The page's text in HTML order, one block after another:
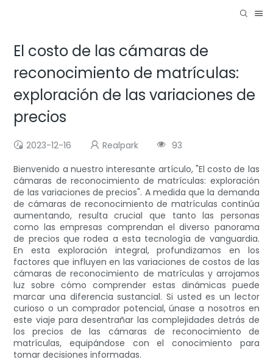
El costo de las cámaras de
reconocimiento de matrículas:
exploración de las variaciones de
precios
2023-12-16 Realpark
93
Bienvenido a nuestro interesante artículo, "El costo de las
cámaras de reconocimiento de matrículas: exploración
de las variaciones de precios". A medida que la demanda
de cámaras de reconocimiento de matrículas continúa
aumentando, resulta crucial que tanto las personas
como las empresas comprendan el diverso panorama
de precios que rodea a esta tecnología de vanguardia.
En esta exploración integral, profundizamos en los
factores que influyen en las variaciones de costos de las
cámaras de reconocimiento de matrículas y arrojamos
luz sobre cómo comprender estas dinámicas puede
marcar una diferencia sustancial. Si usted es un lector
curioso o un comprador potencial, únase a nosotros en
este viaje para desentrañar las complejidades detrás de
los precios de las cámaras de reconocimiento de
matrículas, equipándose con el conocimiento para
tomar decisiones informadas.